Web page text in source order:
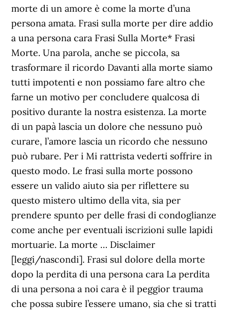
morte di un amore è come la morte d’una
persona amata. Frasi sulla morte per dire addio
a una persona cara Frasi Sulla Morte* Frasi
Morte. Una parola, anche se piccola, sa
trasformare il ricordo Davanti alla morte siamo
tutti impotenti e non possiamo fare altro che
farne un motivo per concludere qualcosa di
positivo durante la nostra esistenza. La morte
di un papà lascia un dolore che nessuno può
curare, l’amore lascia un ricordo che nessuno
può rubare. Per i Mi rattrista vederti soffrire in
questo modo. Le frasi sulla morte possono
essere un valido aiuto sia per riflettere su
questo mistero ultimo della vita, sia per
prendere spunto per delle frasi di condoglianze
come anche per eventuali iscrizioni sulle lapidi
mortuarie. La morte … Disclaimer
[leggi/nascondi]. Frasi sul dolore della morte
dopo la perdita di una persona cara La perdita
di una persona a noi cara è il peggior trauma
che possa subire l’essere umano, sia che si tratti